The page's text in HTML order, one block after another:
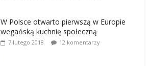
W Polsce otwarto pierwszą w Europie
wegańską kuchnię społeczną
7 lutego 2018 12 komentarzy